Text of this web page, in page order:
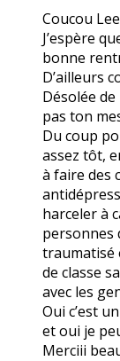
Coucou
J’espère
bonne
D’ailleurs
Désolée
pas ton
Du coup
assez tôt,
à faire des
harceler à
personnes
traumatisé
de classe
avec les
Oui c’est
et oui je
Merciii